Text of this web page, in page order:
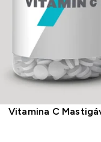
Vitamina C